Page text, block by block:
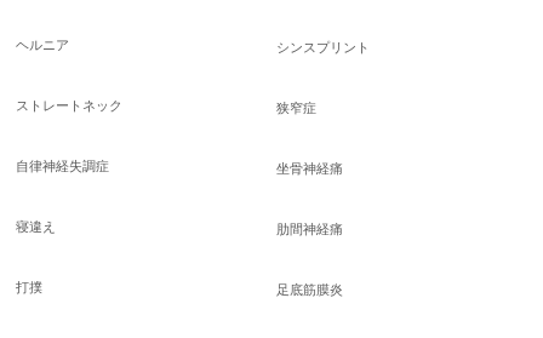
ヘルニア
ストレートネック
自律神経失調症
寝違え
打撲
シンスプリント
狭窄症
坐骨神経痛
肋間神経痛
足底筋膜炎